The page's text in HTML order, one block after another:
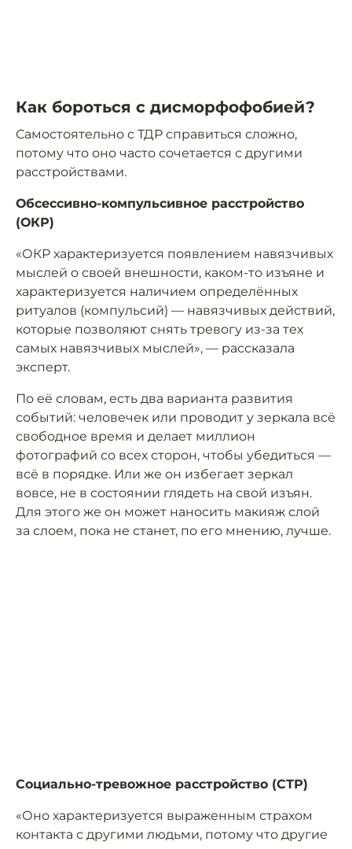
Как бороться с дисморфофобией?
Самостоятельно с ТДР справиться сложно,
потому что оно часто сочетается с другими
расстройствами.
Обсессивно-компульсивное расстройство
(ОКР)
«ОКР характеризуется появлением навязчивых
мыслей о своей внешности, каком-то изъяне и
характеризуется наличием определённых
ритуалов (компульсий) — навязчивых действий,
которые позволяют снять тревогу из-за тех
самых навязчивых мыслей», — рассказала
эксперт.
По её словам, есть два варианта развития
событий: человечек или проводит у зеркала всё
свободное время и делает миллион
фотографий со всех сторон, чтобы убедиться —
всё в порядке. Или же он избегает зеркал
вовсе, не в состоянии глядеть на свой изъян.
Для этого же он может наносить макияж слой
за слоем, пока не станет, по его мнению, лучше.
Социально-тревожное расстройство (СТР)
«Оно характеризуется выраженным страхом
контакта с другими людьми, потому что другие